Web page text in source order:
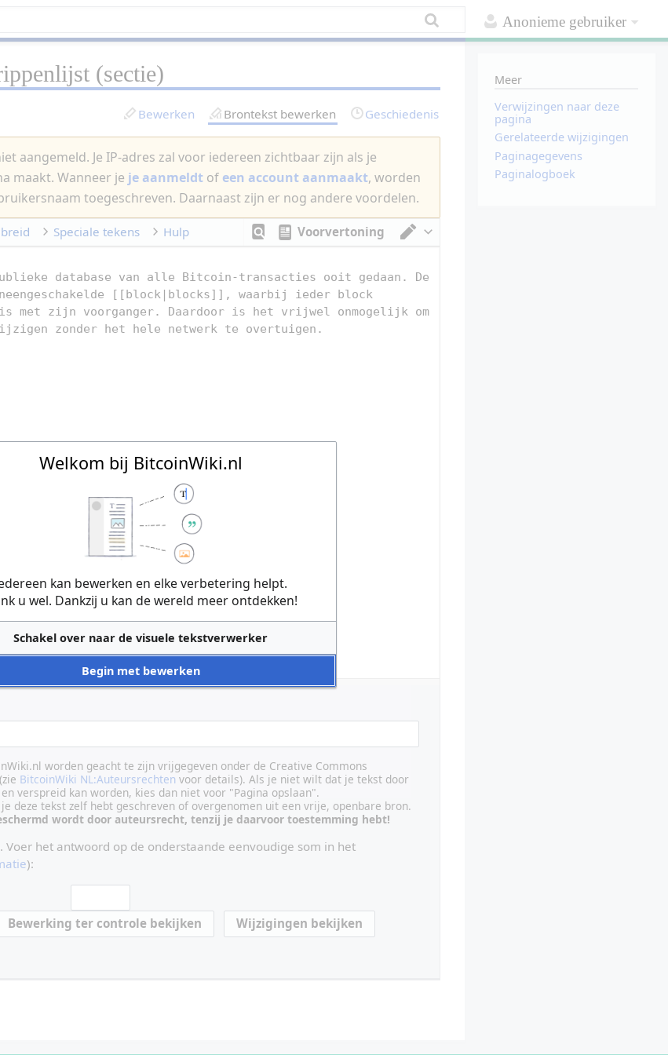
Anonieme gebruiker
(sectie)
Bewerken Brontekst bewerken Geschiedenis
aangemeld. Je IP-adres zal voor iedereen zichtbaar zijn als je
maakt. Wanneer je je aanmeldt of een account aanmaakt, worden
toegeschreven. Daarnaast zijn er nog andere voordelen.
Voorvertoning
Van tekstverwerker omschakelen
Speciale tekens Hulp
worden geacht te zijn vrijgegeven onder de Creative Commons
BitcoinWiki NL:Auteursrechten voor details). Als je niet wilt dat je tekst door
verspreid kan worden, kies dan niet voor "Pagina opslaan".
deze tekst zelf hebt geschreven of overgenomen uit een vrije, openbare bron.
wordt door auteursrecht, tenzij je daarvoor toestemming hebt!
Voer het antwoord op de onderstaande eenvoudige som in het
):
Meer
Verwijzingen naar deze
pagina
Gerelateerde wijzigingen
Paginagegevens
Paginalogboek
Welkom bij BitcoinWiki.nl
kan bewerken en elke verbetering helpt.
u wel. Dankzij u kan de wereld meer ontdekken!
Schakel over naar de visuele tekstverwerker
Begin met bewerken